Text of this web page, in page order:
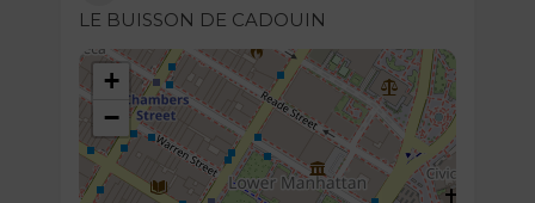
LE BUISSON DE CADOUIN
+
−